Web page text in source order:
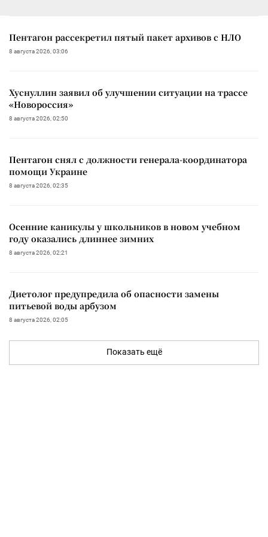
Пентагон рассекретил пятый пакет архивов с НЛО
8 августа 2026, 03:06
Хуснуллин заявил об улучшении ситуации на трассе
«Новороссия»
8 августа 2026, 02:50
Пентагон снял с должности генерала-координатора
помощи Украине
8 августа 2026, 02:35
Осенние каникулы у школьников в новом учебном
году оказались длиннее зимних
8 августа 2026, 02:21
Диетолог предупредила об опасности замены
питьевой воды арбузом
8 августа 2026, 02:05
Показать ещё